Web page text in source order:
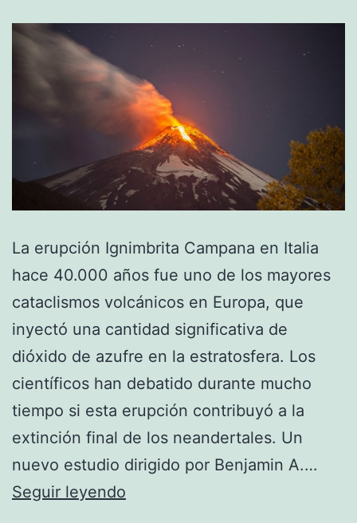
La erupción Ignimbrita Campana en Italia
hace 40.000 años fue uno de los mayores
cataclismos volcánicos en Europa, que
inyectó una cantidad significativa de
dióxido de azufre en la estratosfera. Los
científicos han debatido durante mucho
tiempo si esta erupción contribuyó a la
extinción final de los neandertales. Un
nuevo estudio dirigido por Benjamin A.…
Seguir leyendo